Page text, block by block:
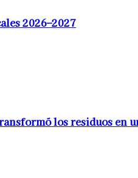
2026–2027
los residuos en